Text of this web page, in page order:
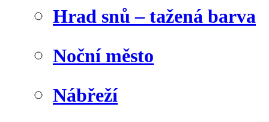
Hrad snů – tažená barva
Noční město
Nábřeží